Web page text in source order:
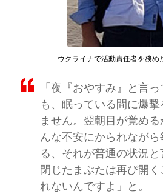
ウクライナで活動責任者を務
「夜『おやすみ』と言
も、眠っている間に爆
ません。翌朝目が覚め
んな不安にかられなが
る、それが普通の状況
閉じたまぶたは再び開
れないんですよ」と。